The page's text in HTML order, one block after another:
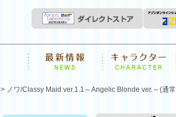
> ノワ/Classy Maid ver.1.1～Angelic Blonde ver.～(通